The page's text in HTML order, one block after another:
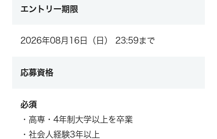
エントリー期限
2026年08月16日（日） 23:59まで
応募資格
必須
・高専・4年制大学以上を卒業
・社会人経験3年以上